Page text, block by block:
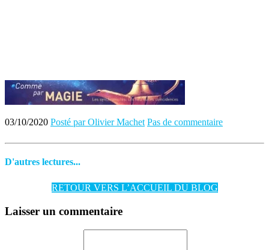
03/10/2020 Posté par Olivier Machet Pas de commentaire
D'autres lectures...
RETOUR VERS L’ACCUEIL DU BLOG
Laisser un commentaire